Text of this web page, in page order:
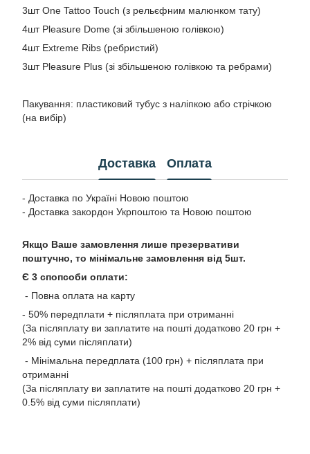
3шт One Tattoo Touch (з рельєфним малюнком тату)
4шт Pleasure Dome (зі збільшеною голівкою)
4шт Extreme Ribs (ребристий)
3шт Pleasure Plus (зі збільшеною голівкою та ребрами)
Пакування: пластиковий тубус з наліпкою або стрічкою
(на вибір)
Доставка Оплата
- Доставка по Україні Новою поштою
- Доставка закордон Укрпоштою та Новою поштою
Якщо Ваше замовлення лише презервативи
поштучно, то мінімальне замовлення від 5шт.
Є 3 спопсоби оплати:
- Повна оплата на карту
- 50% передплати + післяплата при отриманні
(За післяплату ви заплатите на пошті додатково 20 грн +
2% від суми післяплати)
- Мінімальна передплата (100 грн) + післяплата при
отриманні
(За післяплату ви заплатите на пошті додатково 20 грн +
0.5% від суми післяплати)